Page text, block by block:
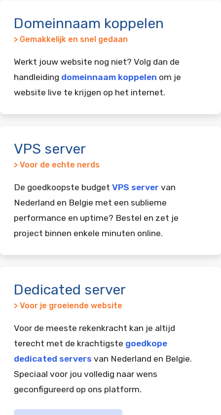
Domeinnaam koppelen
> Gemakkelijk en snel gedaan
Werkt jouw website nog niet? Volg dan de
handleiding domeinnaam koppelen om je
website live te krijgen op het internet.
VPS server
> Voor de echte nerds
De goedkoopste budget VPS server van
Nederland en Belgie met een sublieme
performance en uptime? Bestel en zet je
project binnen enkele minuten online.
Dedicated server
> Voor je groeiende website
Voor de meeste rekenkracht kan je altijd
terecht met de krachtigste goedkope
dedicated servers van Nederland en Belgie.
Speciaal voor jou volledig naar wens
geconfigureerd op ons platform.